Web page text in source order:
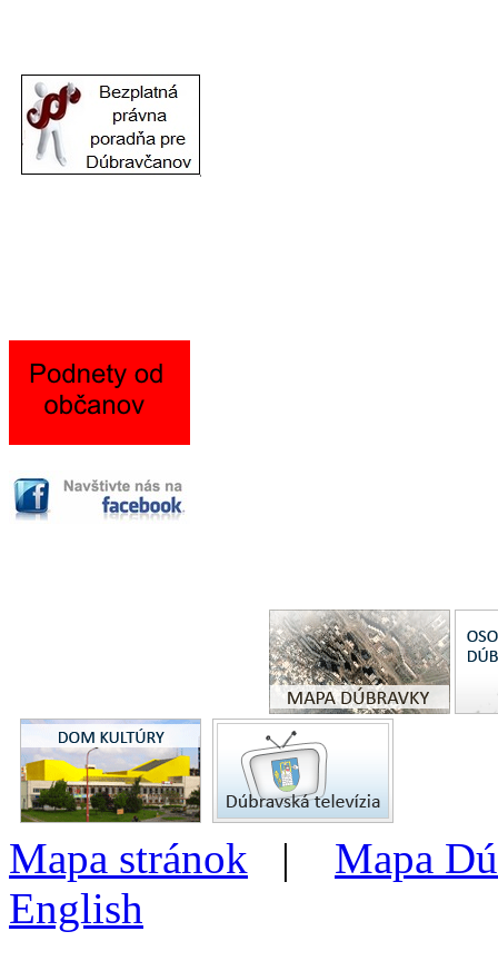
Mapa stránok | Mapa
English